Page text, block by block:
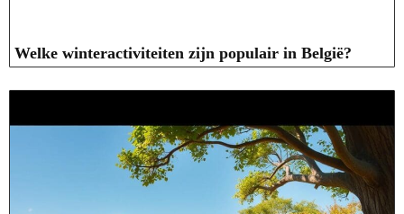
Welke winteractiviteiten zijn populair in België?